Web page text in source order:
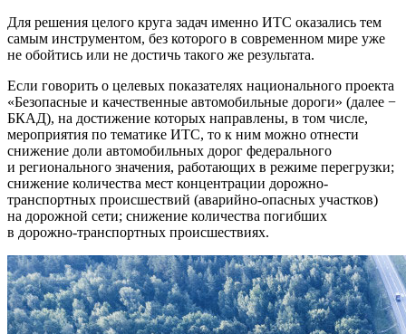
Для решения целого круга задач именно ИТС оказались тем
самым инструментом, без которого в современном мире уже
не обойтись или не достичь такого же результата.
Если говорить о целевых показателях национального проекта
«Безопасные и качественные автомобильные дороги» (далее −
БКАД), на достижение которых направлены, в том числе,
мероприятия по тематике ИТС, то к ним можно отнести
снижение доли автомобильных дорог федерального
и регионального значения, работающих в режиме перегрузки;
снижение количества мест концентрации дорожно-
транспортных происшествий (аварийно-опасных участков)
на дорожной сети; снижение количества погибших
в дорожно-транспортных происшествиях.